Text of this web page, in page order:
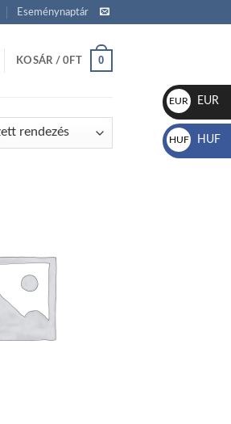
Eseménynaptár
KOSÁR /0FT 0
EUR
€
EUR
HUF
Ft
HUF